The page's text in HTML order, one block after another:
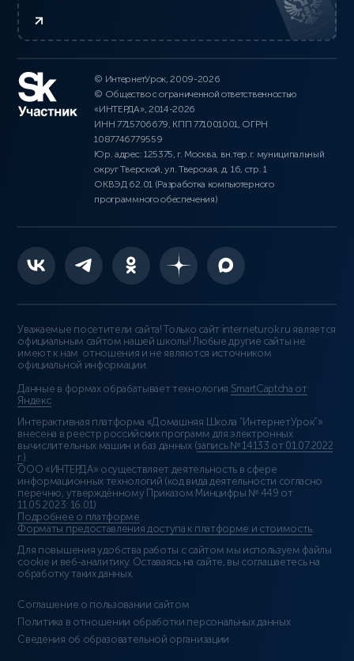
© ИнтернетУрок, 2009-2026
© Общество с ограниченной ответственностью
«ИНТЕРДА», 2014-2026
ИНН 7715706679, КПП 771001001, ОГРН
1087746779559
Юр. адрес: 125375, г. Москва, вн.тер.г. муниципальный
округ Тверской, ул. Тверская, д. 16, стр. 1
ОКВЭД 62.01 (Разработка компьютерного
программного обеспечения)
Уважаемые посетители сайта! Только сайт interneturok.ru является
официальным сайтом нашей школы! Любые другие сайты не
имеют к нам отношения и не являются источником
официальной информации.
Данные в формах обрабатывает технология SmartCaptcha от
Яндекс
Интерактивная платформа «Домашняя Школа “ИнтернетУрок”»
внесена в реестр российских программ для электронных
вычислительных машин и баз данных (запись № 14133 от 01.07.2022
г.).
ООО «ИНТЕРДА» осуществляет деятельность в сфере
информационных технологий (код вида деятельности согласно
перечню, утверждённому Приказом Минцифры № 449 от
11.05.2023: 16.01)
Подробнее о платформе.
Форматы предоставления доступа к платформе и стоимость.
Для повышения удобства работы с сайтом мы используем файлы
cookie и веб-аналитику. Оставаясь на сайте, вы соглашаетесь на
обработку таких данных.
Соглашение о пользовании сайтом
Политика в отношении обработки персональных данных
Сведения об образовательной организации